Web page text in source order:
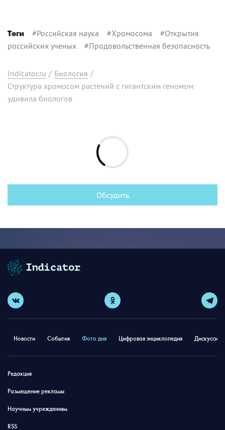
Теги #Российская наука #Хромосома #Открытия
российских ученых #Продовольственная безопасность
Indicator.ru / Биология /
Структура хромосом растений с гигантским геномом
удивила биологов
Обсудить
Новости События Фото дня Цифровая энциклопедия
Редакция
Размещение рекламы
Научным учреждениям
RSS